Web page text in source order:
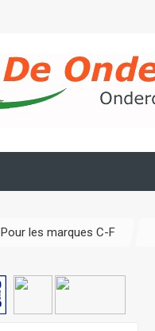
Pour les marques C-F